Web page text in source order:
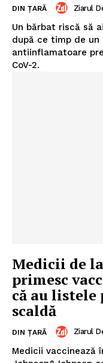
DIN ȚARĂ Ziarul
Un bărbat riscă să
după ce timp de
antiinflamatoare
CoV-2.
Medicii de
primesc
că au
scaldă
DIN ȚARĂ Ziarul
Medicii vaccinează